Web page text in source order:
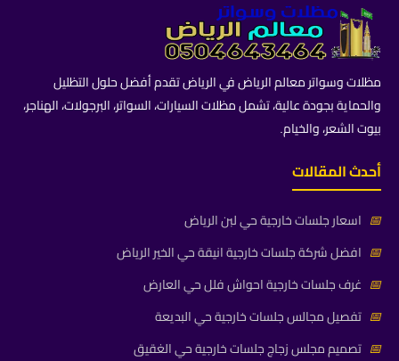
مظلات وسواتر معالم الرياض في الرياض تقدم أفضل حلول التظليل
والحماية بجودة عالية، تشمل مظلات السيارات، السواتر، البرجولات، الهناجر،
بيوت الشعر، والخيام.
أحدث المقالات
📅 اسعار جلسات خارجية حي لبن الرياض
📅 افضل شركة جلسات خارجية انيقة حي الخير الرياض
📅 غرف جلسات خارجية احواش فلل حي العارض
📅 تفصيل مجالس جلسات خارجية حي البديعة
📅 تصميم مجلس زجاج جلسات خارجية حي الغقيق